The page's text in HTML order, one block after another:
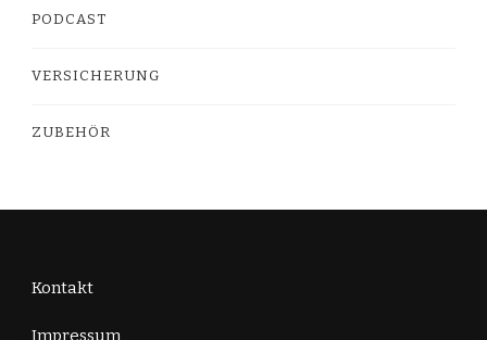
PODCAST
VERSICHERUNG
ZUBEHÖR
Kontakt
Impressum